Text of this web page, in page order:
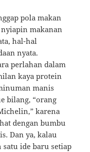
pola makan
makanan
hal-hal
nyata.
perlahan dalam
kaya protein
manis
bilang, “orang
karena
dengan bumbu
Dan ya, kalau
satu ide baru setiap